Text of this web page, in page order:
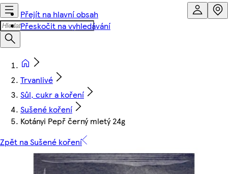
Přejít na hlavní obsah
Přeskočit na vyhledávání
Trvanlivé
Sůl, cukr a koření
Sušené koření
Kotányi Pepř černý mletý 24g
Zpět na Sušené koření